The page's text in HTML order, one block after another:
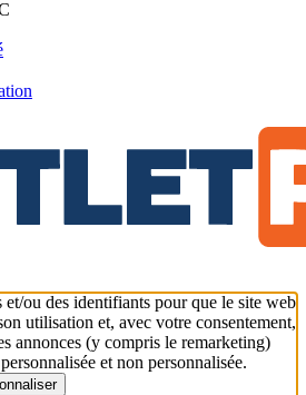
ou des identifiants pour que le site web
utilisation et, avec votre consentement,
annonces (y compris le remarketing)
et non personnalisée.